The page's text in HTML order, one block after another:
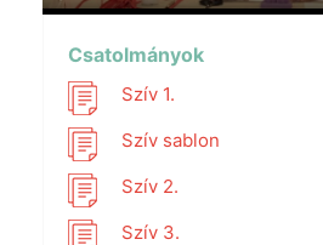
Play
Csatolmányok
Szív 1.
Szív sablon
Szív 2.
Szív 3.